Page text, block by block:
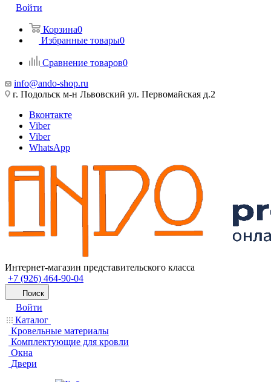
Войти
Корзина0
Избранные товары0
Сравнение товаров0
info@ando-shop.ru
г. Подольск м-н Львовский ул. Первомайская д.2
Вконтакте
Viber
Viber
WhatsApp
Интернет-магазин представительского класса
+7 (926) 464-90-04
Поиск
Войти
Каталог
Кровельные материалы
Комплектующие для кровли
Окна
Двери